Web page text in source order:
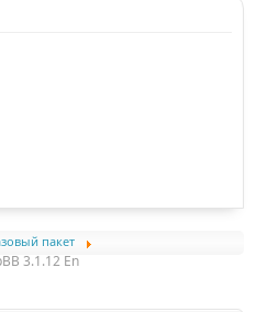
пакет
3.1.12 En